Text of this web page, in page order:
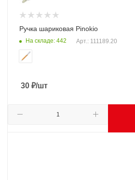
Ручка шариковая Pinokio
На складе: 442 Арт.: 111189.20
30 ₽/шт